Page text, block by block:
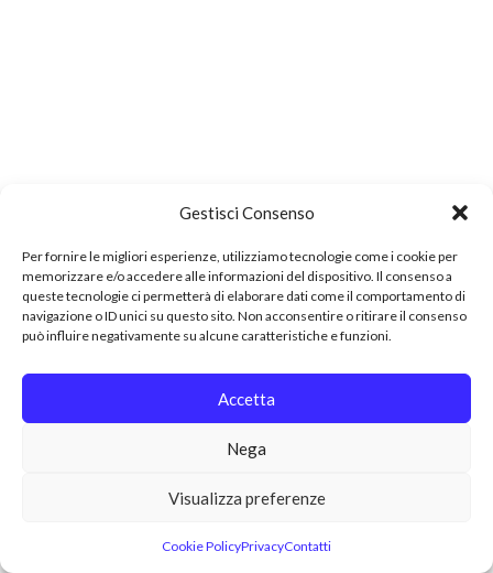
Gestisci Consenso
Per fornire le migliori esperienze, utilizziamo tecnologie come i cookie per
memorizzare e/o accedere alle informazioni del dispositivo. Il consenso a
queste tecnologie ci permetterà di elaborare dati come il comportamento di
navigazione o ID unici su questo sito. Non acconsentire o ritirare il consenso
può influire negativamente su alcune caratteristiche e funzioni.
Accetta
Nega
Visualizza preferenze
Cookie PolicyPrivacyContatti